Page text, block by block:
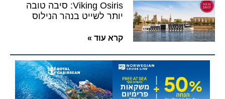
Viking Osiris: סיבה טובה
יותר לשייט בנהר הנילוס
קרא עוד »